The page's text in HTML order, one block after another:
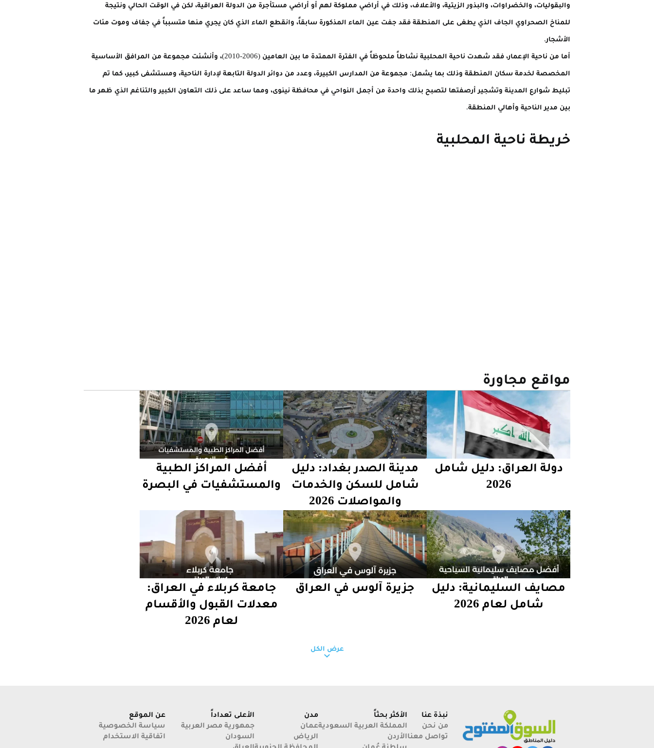
والبقوليات، والخضراوات، والبذور الزيتية، والأعلاف، وذلك في أراضي مملوكة لهم أو أراضي مستأجرة من الدولة العراقية، لكن في الوقت الحالي ونتيجة
للمناخ الصحراوي الجاف الذي يطغى على المنطقة فقد جفت عين الماء المذكورة سابقاً، وانقطع الماء الذي كان يجري منها متسبباً في جفاف وموت مئات
الأشجار.
أما من ناحية الإعمار، فقد شهدت ناحية المحلبية نشاطاً ملحوظاً في الفترة الممتدة ما بين العامين (2006-2010)، وأنشئت مجموعة من المرافق الأساسية
المخصصة لخدمة سكان المنطقة وذلك بما يشمل: مجموعة من المدارس الكبيرة، وعدد من دوائر الدولة التابعة لإدارة الناحية، ومستشفى كبير، كما تم
تبليط شوارع المدينة وتشجير أرصفتها لتصبح بذلك واحدة من أجمل النواحي في محافظة نينوى، ومما ساعد على ذلك التعاون الكبير والتناغم الذي ظهر ما
بين مدير الناحية وأهالي المنطقة.
خريطة ناحية المحلبية
مواقع مجاورة
دولة العراق: دليل شامل
2026
مدينة الصدر بغداد: دليل
شامل للسكن والخدمات
والمواصلات 2026
أفضل المراكز الطبية
والمستشفيات في البصرة
مصايف السليمانية: دليل
شامل لعام 2026
جزيرة آلوس في العراق
جامعة كربلاء في العراق:
معدلات القبول والأقسام
لعام 2026
الجامعات الأهلية في
البصرة
دليل منطقة المشراق
الجديد في البصرة
دليل منطقة الجبيلة في
البصرة العراق
عرض الكل
نبذة عنا
من نحن
تواصل معنا
الأكثر بحثاً
المملكة العربية السعودية
الأردن
سلطنة عُمان
مدن
عمان
الرياض
المحافظة الجنوبية
الأعلى تعداداً
جمهورية مصر العربية
السودان
العراق
عن الموقع
سياسة الخصوصية
اتفاقية الاستخدام